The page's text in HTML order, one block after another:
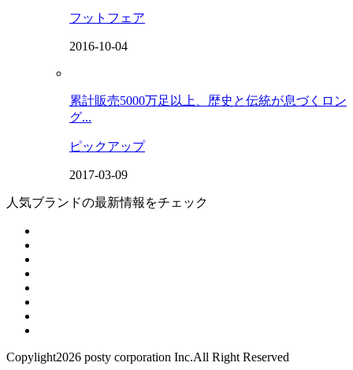
フットフェア
2016-10-04
累計販売5000万足以上、歴史と伝統が息づくロン
グ...
ピックアップ
2017-03-09
人気ブランドの最新情報をチェック
Copylight2026 posty corporation Inc.All Right Reserved